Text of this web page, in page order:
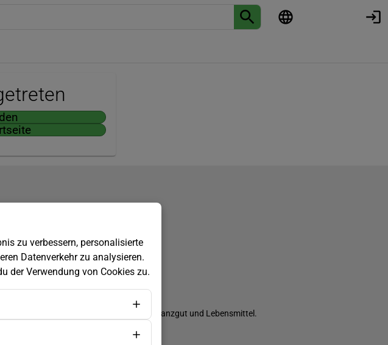
ist biozertifiziert im Bereich Saatgut, Pflanzgut und Lebensmittel.
zu verbessern, personalisierte
Datenverkehr zu analysieren.
der Verwendung von Cookies zu.